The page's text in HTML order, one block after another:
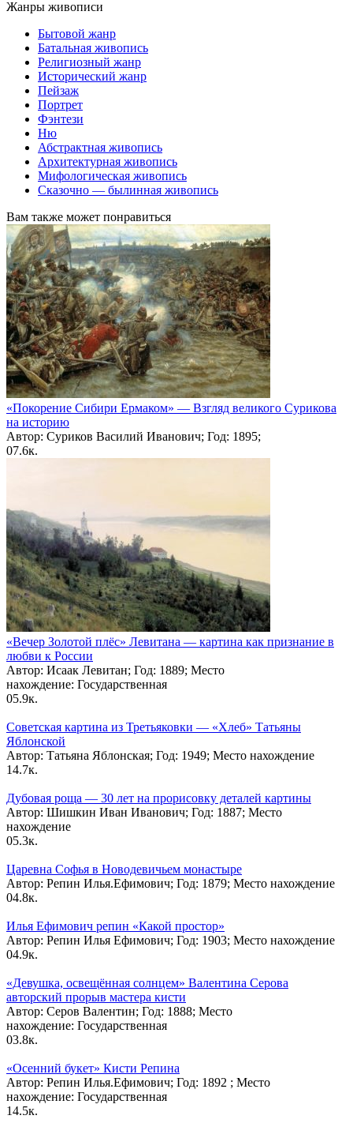
Жанры живописи
Бытовой жанр
Батальная живопись
Религиозный жанр
Исторический жанр
Пейзаж
Портрет
Фэнтези
Ню
Абстрактная живопись
Архитектурная живопись
Мифологическая живопись
Сказочно — былинная живопись
Вам также может понравиться
«Покорение Сибири Ермаком» — Взгляд великого Сурикова
на историю
Автор: Суриков Василий Иванович; Год: 1895;
07.6к.
«Вечер Золотой плёс» Левитана — картина как признание в
любви к России
Автор: Исаак Левитан; Год: 1889; Место
нахождение: Государственная
05.9к.
Советская картина из Третьяковки — «Хлеб» Татьяны
Яблонской
Автор: Татьяна Яблонская; Год: 1949; Место нахождение
14.7к.
Дубовая роща — 30 лет на прорисовку деталей картины
Автор: Шишкин Иван Иванович; Год: 1887; Место
нахождение
05.3к.
Царевна Софья в Новодевичьем монастыре
Автор: Репин Илья.Ефимович; Год: 1879; Место нахождение
04.8к.
Илья Ефимович репин «Какой простор»
Автор: Репин Илья Ефимович; Год: 1903; Место нахождение
04.9к.
«Девушка, освещённая солнцем» Валентина Серова
авторский прорыв мастера кисти
Автор: Серов Валентин; Год: 1888; Место
нахождение: Государственная
03.8к.
«Осенний букет» Кисти Репина
Автор: Репин Илья.Ефимович; Год: 1892 ; Место
нахождение: Государственная
14.5к.